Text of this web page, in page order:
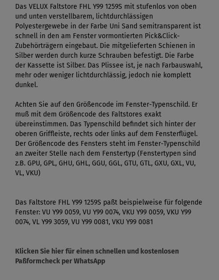
Das VELUX Faltstore FHL Y99 1259S mit stufenlos von oben
und unten verstellbarem, lichtdurchlässigen
Polyestergewebe in der Farbe Uni Sand semitransparent ist
schnell in den am Fenster vormontierten Pick&Click-
Zubehörträgern eingebaut. Die mitgelieferten Schienen in
Silber werden durch kurze Schrauben befestigt. Die Farbe
der Kassette ist Silber. Das Plissee ist, je nach Farbauswahl,
mehr oder weniger lichtdurchlässig, jedoch nie komplett
dunkel.
Achten Sie auf den Größencode im Fenster-Typenschild. Er
muß mit dem Größencode des Faltstores exakt
übereinstimmen. Das Typenschild befindet sich hinter der
oberen Griffleiste, rechts oder links auf dem Fensterflügel.
Der Größencode des Fensters steht im Fenster-Typenschild
an zweiter Stelle nach dem Fenstertyp (Fenstertypen sind
z.B. GPU, GPL, GHU, GHL, GGU, GGL, GTU, GTL, GXU, GXL, VU,
VL, VKU)
Das Faltstore FHL Y99 1259S paßt beispielweise für folgende
Fenster: VU Y99 0059, VU Y99 0074, VKU Y99 0059, VKU Y99
0074, VL Y99 3059, VU Y99 0081, VKU Y99 0081
Klicken Sie hier für einen schnellen und kostenlosen
Paßformcheck per WhatsApp